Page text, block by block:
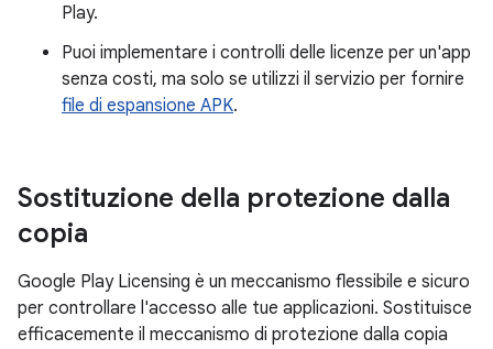
Play.
Puoi implementare i controlli delle licenze per un'app
senza costi, ma solo se utilizzi il servizio per fornire
file di espansione APK.
Sostituzione della protezione dalla
copia
Google Play Licensing è un meccanismo flessibile e sicuro
per controllare l'accesso alle tue applicazioni. Sostituisce
efficacemente il meccanismo di protezione dalla copia